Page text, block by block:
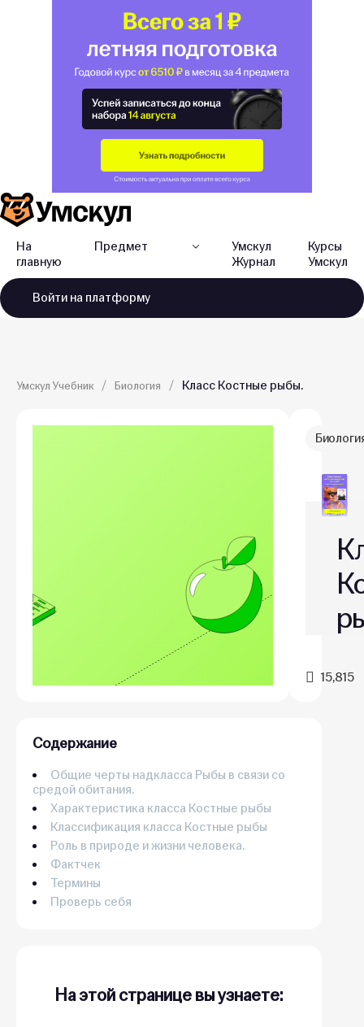
На
главную
Предмет
Умскул
Журнал
Курсы
Умскул
Войти на платформу
Умскул Учебник Биология Класс Костные рыбы.
15,815
Содержание
Общие черты надкласса Рыбы в связи со
средой обитания.
Характеристика класса Костные рыбы
Классификация класса Костные рыбы
Роль в природе и жизни человека.
Фактчек
Термины
Проверь себя
На этой странице вы узнаете: